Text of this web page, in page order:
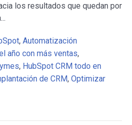
los resultados que quedan por
, Automatización
año con más ventas,
, HubSpot CRM todo en
de CRM, Optimizar